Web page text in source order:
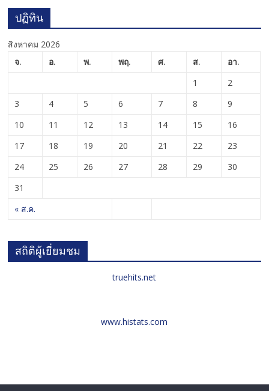
ปฏิทิน
สิงหาคม 2026
จ.
อ. พ. พฤ. ศ. ส. อา.
« ส.ค.
1
2
3
4 5 6 7 8
9
10
11 12 13 14 15
16
17
18 19 20 21 22
23
24
25 26 27 28 29
30
31
สถิติผู้เยี่ยมชม
truehits.net
www.histats.com